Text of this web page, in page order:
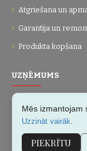
Atgriešana un
Garantija un
Produkta kopšana
UZŅĒMUMS
Kontakti
Vietnes karte
Mēs izmantojam
Uzzināt vairāk
PIEKRĪTU